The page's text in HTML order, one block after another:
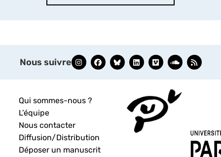
Nous suivre
Qui sommes-nous ?
L’équipe
Nous contacter
Diffusion/Distribution
Déposer un manuscrit